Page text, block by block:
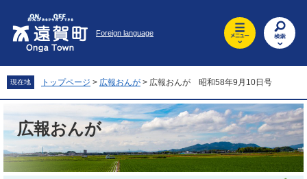
先
頭
を
飛
文
へ
Foreign language
現在地 トップページ > 広報おんが > 広報おんが 昭和58年9月10日号
広報おんが